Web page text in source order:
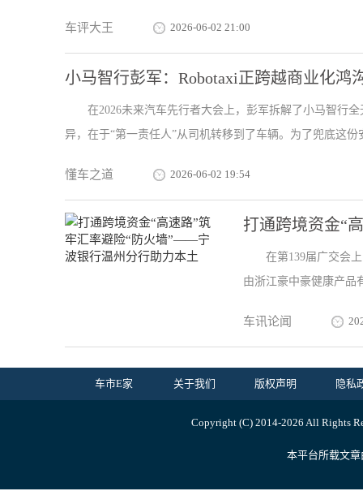
车评大王 2026-06-02 21:00
小马智行彭军：Robotaxi正跨越商业化鸿
在2026未来汽车先行者大会上，彭军拆解了小马智行
异，在于“第一责任人”从司机转移到了车辆。为了兜底这份
懂车之道 2026-06-02 19:54
打通跨境资金“
在第139届广交会
由浙江豪中豪健康产品
车讯论闻
车市E家 关于我们 版权声明 隐私
Copyright (C) 2014-2026 All Rights
本平台所载文章